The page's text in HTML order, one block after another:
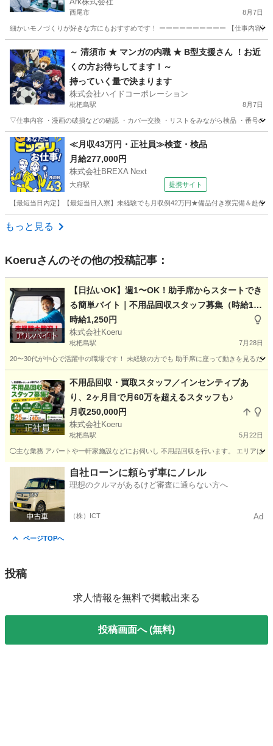
西尾市 8月7日
細かいモノづくりが好きな方にもおすすめです！ ーーーーーーーーーー 【仕事内容
工場 スタッフ
～ 清須市 ★ マンガの内職 ★ B型支援さん ！お近
くの方お待ちしてます！～
持っていく量で決まります
株式会社ハイドコーポレーション
枇杷島駅 8月7日
▽仕事内容 ・漫画の破損などの確認 ・カバー交換 ・リストをみながら検品 ・番号の
愛知 清須市 枇杷島駅 その他 漫画
≪月収43万円・正社員≫検査・検品
月給277,000円
株式会社BREXA Next
大府駅 提携サイト
【最短当日内定】【最短当日入寮】未経験でも月収例42万円★備品付き寮完備＆赴
愛知 大府市
もっと見る
Koeruさんのその他の投稿記事：
アルバイト
【日払いOK】週1〜OK！助手席からスタートでき
る簡単バイト｜不用品回収スタッフ募集（時給1,2
50円〜）
時給1,250円
株式会社Koeru
枇杷島駅 7月28日
20〜30代が中心で活躍中の職場です！ 未経験の方でも 助手席に座って動きを見るだ
枇杷島駅 配送 時給
正社員
不用品回収・買取スタッフ／インセンティブあ
り、2ヶ月目で月60万を超えるスタッフも♪
月収250,000円
株式会社Koeru
枇杷島駅 5月22日
◯主な業務 アパートや一軒家施設などにお伺いし 不用品回収を行います。 エリアは
枇杷島駅 営業 未経験
自社ローンに頼らず車にノレル
理想のクルマがあるけど審査に通らない方へ
（株）ICT Ad
ページTOPへ
投稿
求人情報を無料で掲載出来る
投稿画面へ (無料)